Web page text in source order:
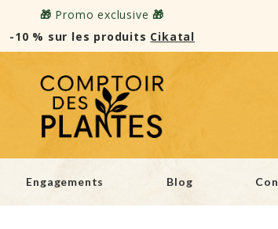
🎁 Promo exclusive🎁
-10 % sur les produits Cikatal
Engagements Blog